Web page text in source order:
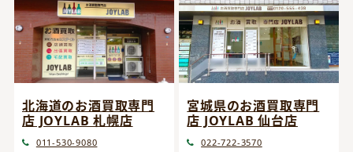
北海道のお酒買取専門
店 JOYLAB 札幌店
011-530-9080
宮城県のお酒買取専門
店 JOYLAB 仙台店
022-722-3570